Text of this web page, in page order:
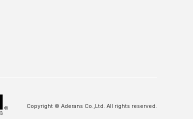
Copyright © Aderans Co.,Ltd. All rights reserved.